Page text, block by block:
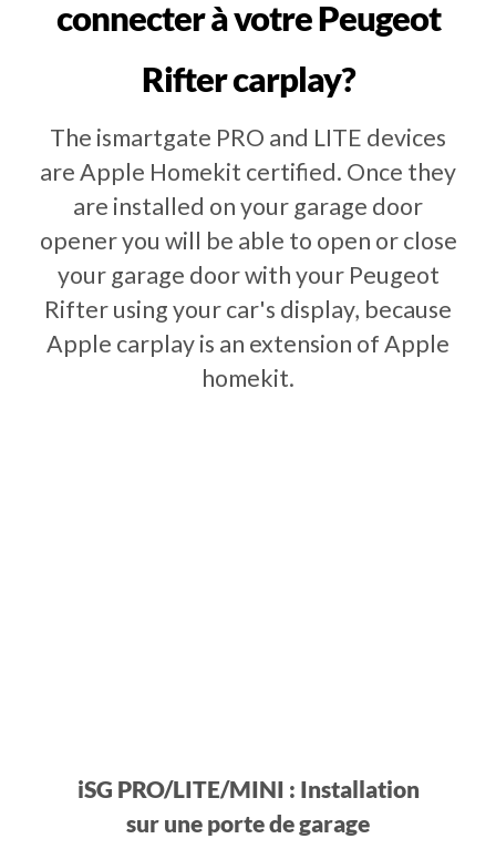
connecter à votre Peugeot
Rifter carplay?
The ismartgate PRO and LITE devices
are Apple Homekit certified. Once they
are installed on your garage door
opener you will be able to open or close
your garage door with your Peugeot
Rifter using your car's display, because
Apple carplay is an extension of Apple
homekit.
iSG PRO/LITE/MINI : Installation
sur une porte de garage